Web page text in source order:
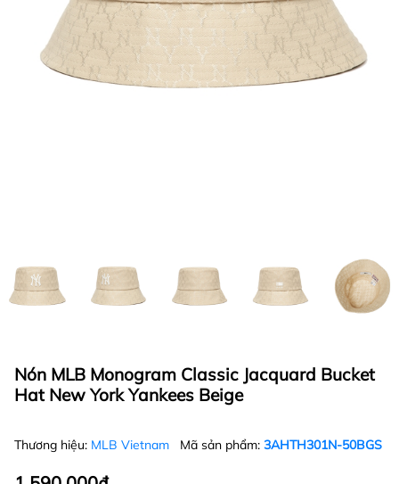
Nón MLB Monogram Classic Jacquard Bucket
Hat New York Yankees Beige
Thương hiệu: MLB Vietnam Mã sản phẩm: 3AHTH301N-50BGS